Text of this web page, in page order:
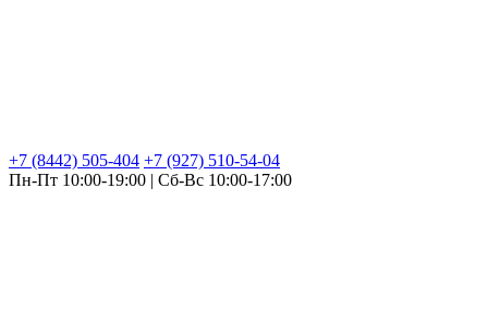
+7 (8442) 505-404 +7 (927) 510-54-04
Пн-Пт 10:00-19:00 | Сб-Вс 10:00-17:00